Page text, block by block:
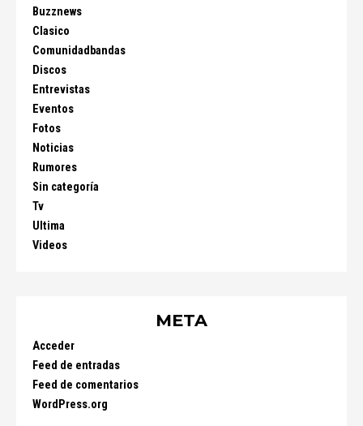
Buzznews
Clasico
Comunidadbandas
Discos
Entrevistas
Eventos
Fotos
Noticias
Rumores
Sin categoría
Tv
Ultima
Videos
META
Acceder
Feed de entradas
Feed de comentarios
WordPress.org